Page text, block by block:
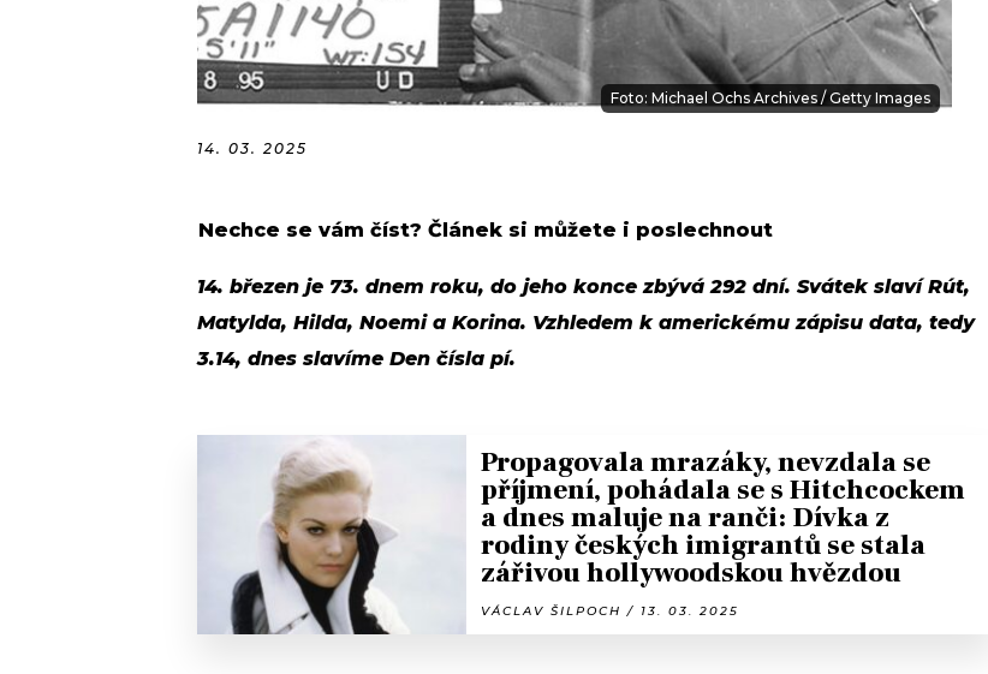
Foto: Michael Ochs Archives / Getty Images
14. 03. 2025
Nechce se vám číst? Článek si můžete i poslechnout
14. březen je 73. dnem roku, do jeho konce zbývá 292 dní. Svátek slaví Rút,
Matylda, Hilda, Noemi a Korina. Vzhledem k americkému zápisu data, tedy
3.14, dnes slavíme Den čísla pí.
Propagovala mrazáky, nevzdala se
příjmení, pohádala se s Hitchcockem
a dnes maluje na ranči: Dívka z
rodiny českých imigrantů se stala
zářivou hollywoodskou hvězdou
VÁCLAV ŠILPOCH / 13. 03. 2025